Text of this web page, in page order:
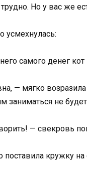
Но у вас же
усмехнулась:
самого денег кот
— мягко
заниматься не
— свекровь
поставила кружку на